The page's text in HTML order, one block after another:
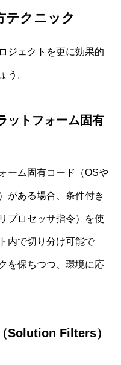
テクニック
ジェクトを更に効果的
う。
ットフォーム固有
ーム固有コード（OSや
がある場合、条件付き
プロセッサ指令）を使
内で切り分け可能で
を保ちつつ、環境に応
Solution Filters）